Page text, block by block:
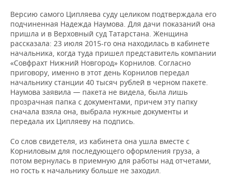
Версию самого Ципляева суду целиком подтверждала его
подчиненная Надежда Наумова. Для дачи показаний она
пришла и в Верховный суд Татарстана. Женщина
рассказала: 23 июля 2015-го она находилась в кабинете
начальника, когда туда пришел представитель компании
«Совфрахт Нижний Новгород» Корнилов. Согласно
приговору, именно в этот день Корнилов передал
начальнику станции 40 тысяч рублей в черном пакете.
Наумова заявила — пакета не видела, была лишь
прозрачная папка с документами, причем эту папку
сначала взяла она, выбрала нужные документы и
передала их Ципляеву на подпись.
Со слов свидетеля, из кабинета она ушла вместе с
Корниловым для последующего оформления груза, а
потом вернулась в приемную для работы над отчетами,
но гость к начальнику больше не заходил.